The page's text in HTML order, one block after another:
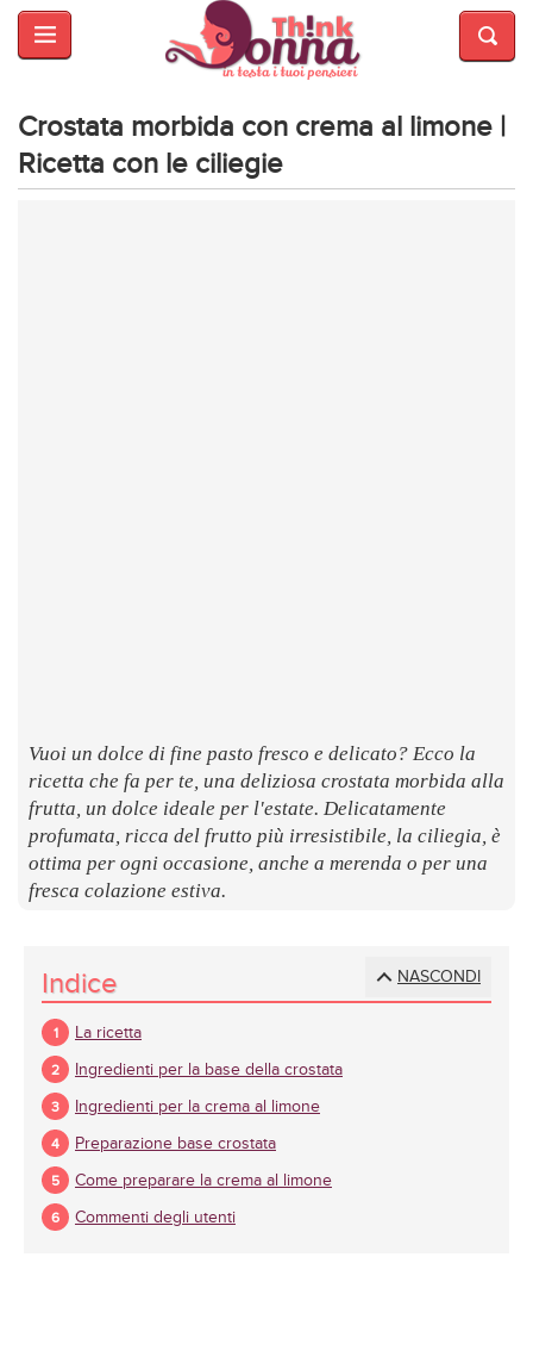
HOME
E
BELLEZZA
MODA
Crostata morbida con crema al limone |
Ricetta con le ciliegie
Vuoi un dolce di fine pasto fresco e delicato? Ecco la
ricetta che fa per te, una deliziosa crostata morbida alla
frutta, un dolce ideale per l'estate. Delicatamente
profumata, ricca del frutto più irresistibile, la ciliegia, è
ottima per ogni occasione, anche a merenda o per una
fresca colazione estiva.
NASCONDI
Indice
La ricetta
Ingredienti per la base della crostata
Ingredienti per la crema al limone
Preparazione base crostata
Come preparare la crema al limone
Commenti degli utenti